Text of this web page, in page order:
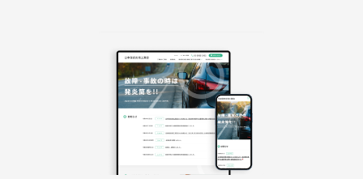
資料ダウンロード
プライバシーポリシー